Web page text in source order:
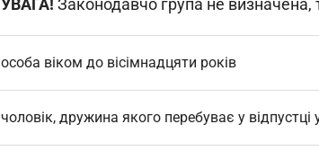
УВАГА! Законодавчо група не визначена,
особа віком до вісімнадцяти років
чоловік, дружина якого перебуває у відпустці